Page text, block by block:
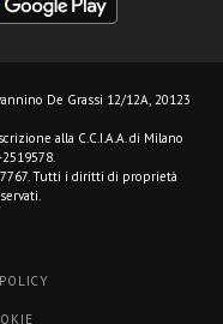
De Grassi 12/12A, 20123
alla C.C.I.A.A. di Milano
Tutti i diritti di proprietà